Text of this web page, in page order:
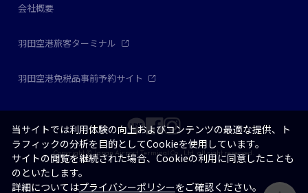
会社概要
羽田空港旅客ターミナル
羽田空港免税品事前予約サイト
Copyright © Japan Airport Terminal Co., Ltd. all right reserved.
当サイトでは利用体験の向上およびコンテンツの最適な提供、ト
ラフィックの分析を目的としてCookieを使用しています。
サイトの閲覧を継続された場合、Cookieの利用に同意したことも
のといたします。
詳細についてはプライバシーポリシーをご確認ください。